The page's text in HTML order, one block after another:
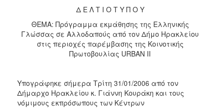
2012
2011
Δ Ε Λ Τ Ι Ο Τ Υ Π Ο Υ
ΘΕΜΑ: Πρόγραμμα εκμάθησης της Ελληνικής
Γλώσσας σε Αλλοδαπούς από τον Δήμο Ηρακλείου
στις περιοχές παρέμβασης της Κοινοτικής
Πρωτοβουλίας URBAN II
Υπογράφηκε σήμερα Τρίτη 31/01/2006 από τον
Δήμαρχο Ηρακλείου κ. Γιάννη Κουράκη και τους
νόμιμους εκπρόσωπους των Κέντρων